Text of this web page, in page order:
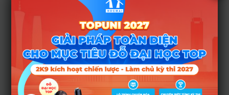
khích x 4/3
Điểm ưu tiên quy
đổi = Điểm ưu tiên x
4/3
Trong đó: